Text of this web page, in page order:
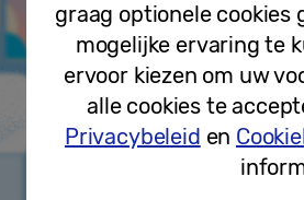
graag optionele cookies
mogelijke ervaring te
ervoor kiezen om uw
alle cookies te
Privacybeleid en